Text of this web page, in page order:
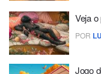
Veja o
POR
Jogo